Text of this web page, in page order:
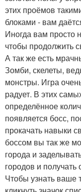
этих проёмов
блоками - вам
Иногда вам просто
чтобы продолжить
А так же есть
Зомби, скелеты,
монстры. Игра
радует. В этих
определённое
появляется босс,
прокачать навыки
боссом вы так же
города и
городов и получать
Чтобы узнать ваше